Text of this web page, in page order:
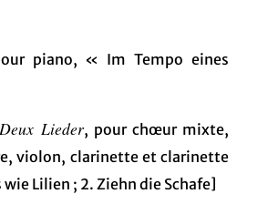
piano, « Im Tempo eines
Deux Lieder, pour chœur mixte,
violon, clarinette et clarinette
wie Lilien ; 2. Ziehn die Schafe]